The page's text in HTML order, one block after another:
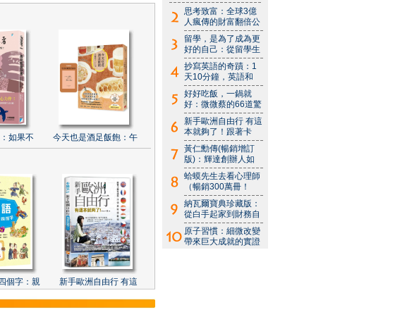
如果不 今天也是酒足飯飽：午
個字：親 新手歐洲自由行 有這
思考致富：全球3億
人瘋傳的財富翻倍公
留學，是為了成為更
好的自己：從留學生
抄寫英語的奇蹟：1
天10分鐘，英語和
好好吃飯，一鍋就
好：微微蔡的66道驚
新手歐洲自由行 有這
本就夠了！跟著卡
黃仁勳傳(暢銷增訂
版)：輝達創辦人如
蛤蟆先生去看心理師
（暢銷300萬冊！
納瓦爾寶典珍藏版：
從白手起家到財務自
原子習慣：細微改變
帶來巨大成就的實證